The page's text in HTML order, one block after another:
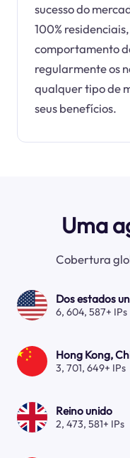
sucesso do
100%
comportamento
regularmente os
qualquer tipo de
seus benefícios.
Uma
Cobertura
Dos estados
6, 604, 587+ IPs
Hong Kong,
3, 701, 649+ IPs
Reino unido
2, 473, 581+ IPs